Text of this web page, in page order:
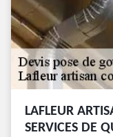
LAFLEUR
SERVICES DE